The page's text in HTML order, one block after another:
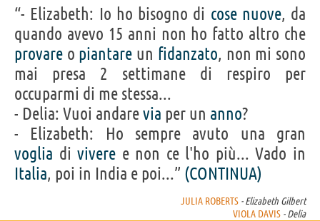
“- Elizabeth: Io ho bisogno di cose nuove, da
quando avevo 15 anni non ho fatto altro che
provare o piantare un fidanzato, non mi sono
mai presa 2 settimane di respiro per
occuparmi di me stessa...
- Delia: Vuoi andarevia per un anno?
- Elizabeth: Ho sempre avuto una gran
voglia divivere e non ce l'ho più... Vado in
Italia, poi in India e poi...” (CONTINUA)
JULIA ROBERTS - Elizabeth Gilbert
VIOLA DAVIS - Delia